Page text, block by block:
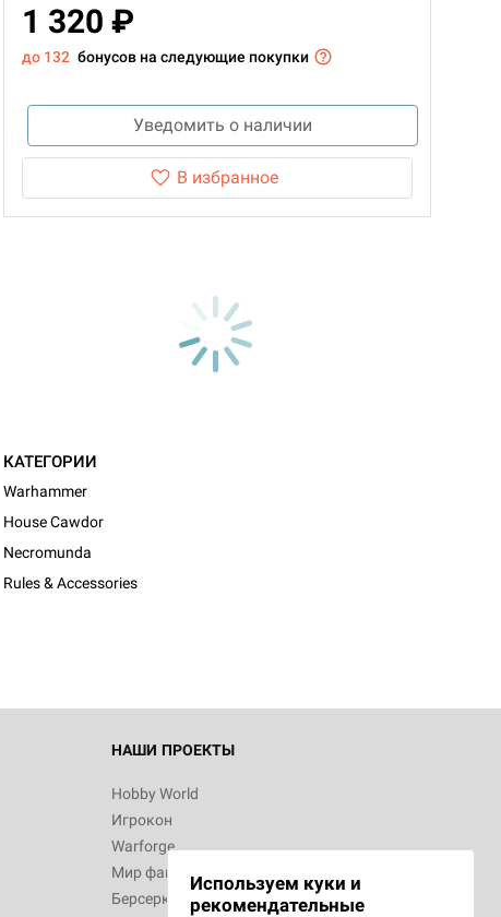
1 320 ₽
до 132 бонусов на следующие покупки
Уведомить о наличии
В избранное
КАТЕГОРИИ
Warhammer
House Cawdor
Necromunda
Rules & Accessories
НАШИ ПРОЕКТЫ
Hobby World
Игрокон
Warforge
Мир фантастики
Берсерк
Используем куки и
рекомендательные